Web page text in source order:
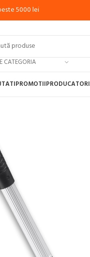
5000 lei
CATEGORIA
TAIERE CU PLASMA
PROMOTIIPRODUCATORI